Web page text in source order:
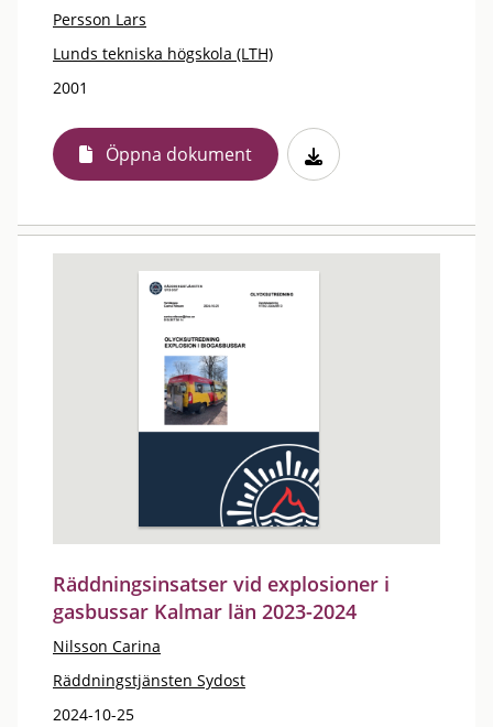
Persson Lars
Lunds tekniska högskola (LTH)
2001
Öppna dokument
Räddningsinsatser vid explosioner i
gasbussar Kalmar län 2023-2024
Nilsson Carina
Räddningstjänsten Sydost
2024-10-25